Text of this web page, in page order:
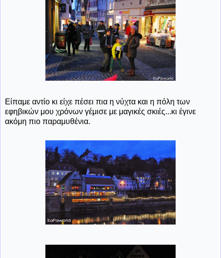
Είπαμε αντίο κι είχε πέσει πια η νύχτα και η πόλη των
εφηβικών μου χρόνων γέμισε με μαγικές σκιές...κι έγινε
ακόμη πιο παραμυθένια.